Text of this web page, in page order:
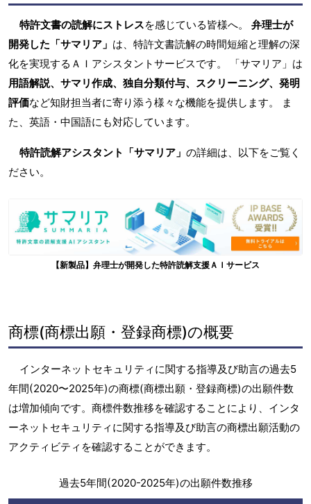
特許文書の読解にストレスを感じている皆様へ。 弁理士が
開発した「サマリア」 は、特許文書読解の時間短縮と理解の深
化を実現するＡＩアシスタントサービスです。 「サマリア」は
用語解説、サマリ作成、独自分類付与、スクリーニング、発明
評価など知財担当者に寄り添う様々な機能を提供します。 ま
た、英語・中国語にも対応しています。
特許読解アシスタント「サマリア」 の詳細は、以下をご覧く
ださい。
【新製品】弁理士が開発した特許読解支援ＡＩサービス
商標(商標出願・登録商標)の概要
インターネットセキュリティに関する指導及び助言の過去5
年間(2020〜2025年)の商標(商標出願・登録商標)の出願件数
は増加傾向です。商標件数推移を確認することにより、インタ
ーネットセキュリティに関する指導及び助言の商標出願活動の
アクティビティを確認することができます。
過去5年間(2020-2025年)の出願件数推移